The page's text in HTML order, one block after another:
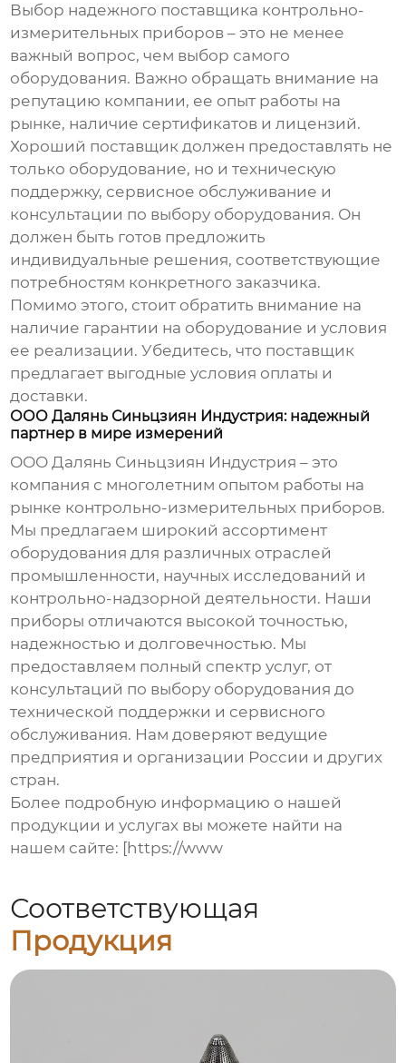
Выбор надежного поставщика контрольно-
измерительных приборов – это не менее
важный вопрос, чем выбор самого
оборудования. Важно обращать внимание на
репутацию компании, ее опыт работы на
рынке, наличие сертификатов и лицензий.
Хороший поставщик должен предоставлять не
только оборудование, но и техническую
поддержку, сервисное обслуживание и
консультации по выбору оборудования. Он
должен быть готов предложить
индивидуальные решения, соответствующие
потребностям конкретного заказчика.
Помимо этого, стоит обратить внимание на
наличие гарантии на оборудование и условия
ее реализации. Убедитесь, что поставщик
предлагает выгодные условия оплаты и
доставки.
ООО Далянь Синьцзиян Индустрия: надежный
партнер в мире измерений
ООО Далянь Синьцзиян Индустрия – это
компания с многолетним опытом работы на
рынке контрольно-измерительных приборов.
Мы предлагаем широкий ассортимент
оборудования для различных отраслей
промышленности, научных исследований и
контрольно-надзорной деятельности. Наши
приборы отличаются высокой точностью,
надежностью и долговечностью. Мы
предоставляем полный спектр услуг, от
консультаций по выбору оборудования до
технической поддержки и сервисного
обслуживания. Нам доверяют ведущие
предприятия и организации России и других
стран.
Более подробную информацию о нашей
продукции и услугах вы можете найти на
нашем сайте: [https://www
Соответствующая
Продукция